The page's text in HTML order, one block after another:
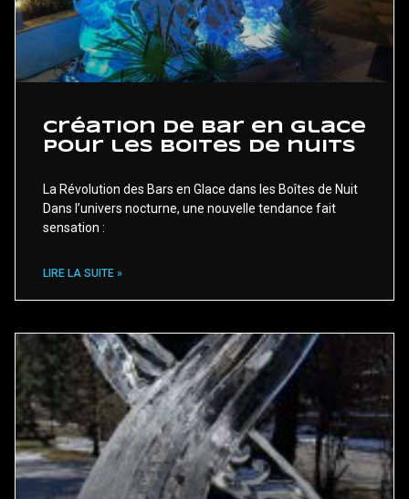
Création de bar en glace
pour les boites de nuits
La Révolution des Bars en Glace dans les Boîtes de Nuit
Dans l’univers nocturne, une nouvelle tendance fait
sensation :
LIRE LA SUITE »